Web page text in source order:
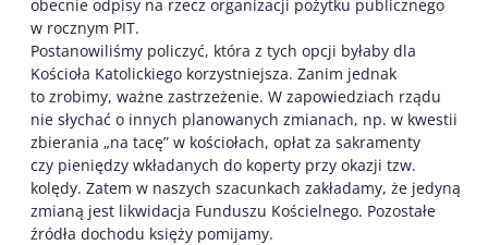
obecnie odpisy na rzecz organizacji pożytku publicznego
w rocznym PIT.
Postanowiliśmy policzyć, która z tych opcji byłaby dla
Kościoła Katolickiego korzystniejsza. Zanim jednak
to zrobimy, ważne zastrzeżenie. W zapowiedziach rządu
nie słychać o innych planowanych zmianach, np. w kwestii
zbierania „na tacę” w kościołach, opłat za sakramenty
czy pieniędzy wkładanych do koperty przy okazji tzw.
kolędy. Zatem w naszych szacunkach zakładamy, że jedyną
zmianą jest likwidacja Funduszu Kościelnego. Pozostałe
źródła dochodu księży pomijamy.